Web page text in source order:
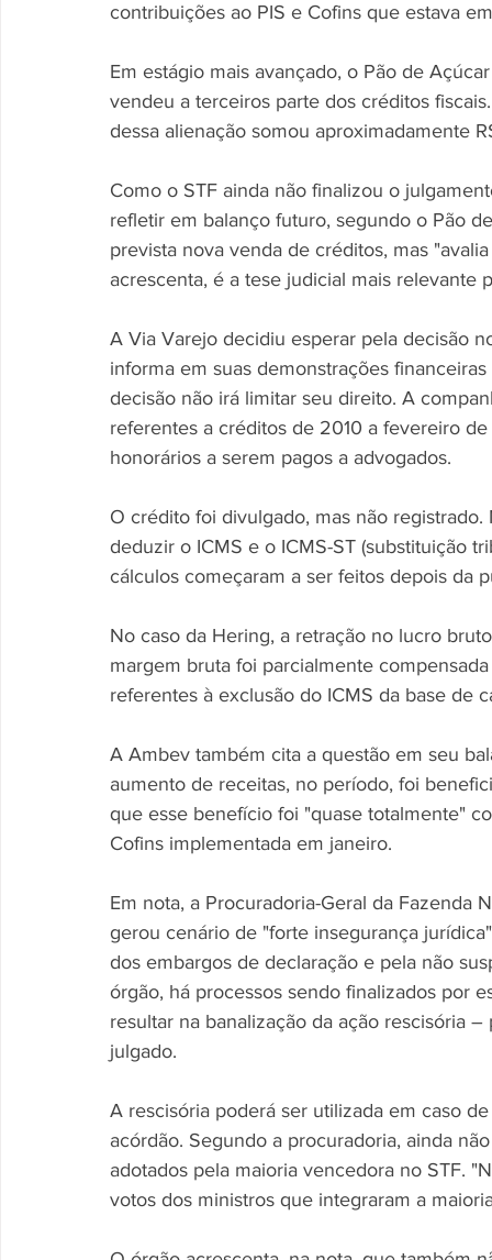
contribuições ao PIS e Cofins que estava
Em estágio mais avançado, o Pão de
vendeu a terceiros parte dos créditos
dessa alienação somou aproximadamente
Como o STF ainda não finalizou o
refletir em balanço futuro, segundo o Pão
prevista nova venda de créditos, mas
acrescenta, é a tese judicial mais relevante
A Via Varejo decidiu esperar pela decisão
informa em suas demonstrações
decisão não irá limitar seu direito. A
referentes a créditos de 2010 a fevereiro
honorários a serem pagos a advogados.
O crédito foi divulgado, mas não
deduzir o ICMS e o ICMS-ST (substituição
cálculos começaram a ser feitos depois da
No caso da Hering, a retração no lucro
margem bruta foi parcialmente
referentes à exclusão do ICMS da base de
A Ambev também cita a questão em seu
aumento de receitas, no período, foi
que esse benefício foi "quase totalmente"
Cofins implementada em janeiro.
Em nota, a Procuradoria-Geral da Fazenda
gerou cenário de "forte insegurança
dos embargos de declaração e pela não
órgão, há processos sendo finalizados por
resultar na banalização da ação rescisória
julgado.
A rescisória poderá ser utilizada em caso
acórdão. Segundo a procuradoria, ainda
adotados pela maioria vencedora no STF.
votos dos ministros que integraram a